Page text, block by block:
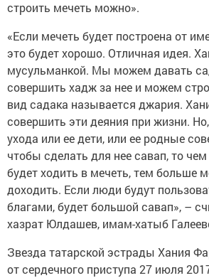
строить мечеть можно».
«Если мечеть будет построена от
это будет хорошо. Отличная идея.
мусульманкой. Мы можем давать
совершить хадж за нее и можем
вид садака называется джария.
совершить эти деяния при жизни.
ухода или ее дети, или ее родные
чтобы сделать для нее савап, то
будет ходить в мечеть, тем больше
доходить. Если люди будут
благами, будет большой савап», –
хазрат Юлдашев, имам-хатыб
Звезда татарской эстрады Хания
от сердечного приступа 27 июля